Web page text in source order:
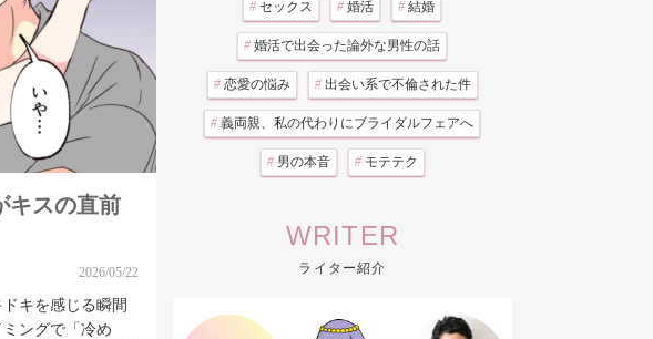
キスの直前
2026/05/22
キを感じる瞬間
ングで「冷め
# セックス # 婚活 # 結婚
# 婚活で出会った論外な男性の話
# 恋愛の悩み # 出会い系で不倫された件
# 義両親、私の代わりにブライダルフェアへ
# 男の本音 # モテテク
WRITER
ライター紹介